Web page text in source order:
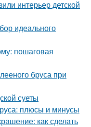
интерьер детской
идеального
пошаговая
бруса при
суеты
плюсы и минусы
как сделать